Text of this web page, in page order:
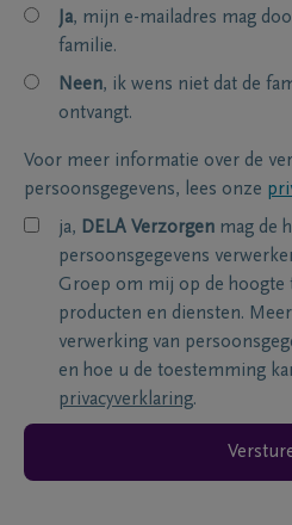
Ja, mijn e-mailadres mag
familie.
Neen, ik wens niet dat de
ontvangt.
Voor meer informatie over de
persoonsgegevens, lees onze
ja, DELA Verzorgen mag de
persoonsgegevens
Groep om mij op de hoogte
producten en diensten.
verwerking van
en hoe u de toestemming
privacyverklaring.